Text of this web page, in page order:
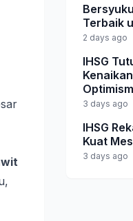
Terbaik
2 days ago
IHSG
3 days ago
IHSG
Kuat
3 days ago